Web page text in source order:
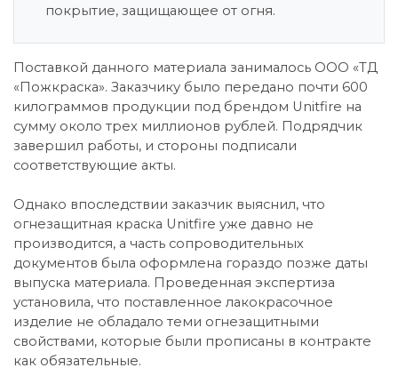
покрытие, защищающее от огня.
Поставкой данного материала занималось ООО «ТД
«Пожкраска». Заказчику было передано почти 600
килограммов продукции под брендом Unitfire на
сумму около трех миллионов рублей. Подрядчик
завершил работы, и стороны подписали
соответствующие акты.
Однако впоследствии заказчик выяснил, что
огнезащитная краска Unitfire уже давно не
производится, а часть сопроводительных
документов была оформлена гораздо позже даты
выпуска материала. Проведенная экспертиза
установила, что поставленное лакокрасочное
изделие не обладало теми огнезащитными
свойствами, которые были прописаны в контракте
как обязательные.